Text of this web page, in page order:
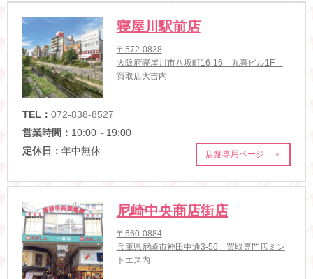
寝屋川駅前店
〒572-0838
大阪府寝屋川市八坂町16-16 丸喜ビル1F
買取店大吉内
TEL： 072-838-8527
営業時間： 10:00～19:00
定休日： 年中無休 店舗専用ページ ＞
尼崎中央商店街店
〒660-0884
兵庫県尼崎市神田中通3-56 買取専門店ミン
トエス内